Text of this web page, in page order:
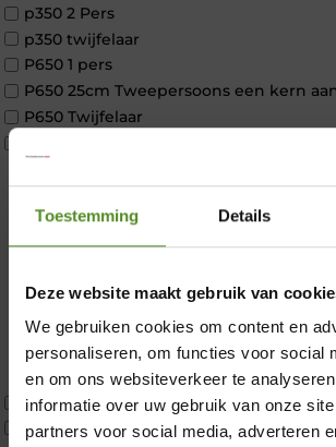
Toestemming Details
Deze website maakt gebruik van
We gebruiken cookies om content en
personaliseren, om functies voor social
en om ons websiteverkeer te
informatie over uw gebruik van onze
partners voor social media, adverteren
p350 2 Pers
p350 twijfelaar
P650 1 pers
P650 25cm Tweepersoons een kern
P650 Twijfelaar
2 personen
2 personen split
Materiaal
Koudschuim
Latex
Traagschuim
Tweepersoons 1 kern
Tweepersoons 1 kern product